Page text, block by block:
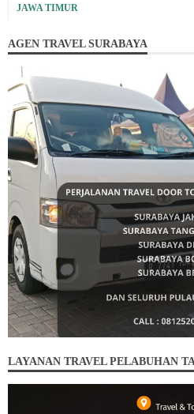
JAWA TIMUR
AGEN TRAVEL SURABAYA
LAYANAN TRAVEL PELABUHAN